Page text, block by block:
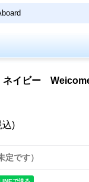
イビー
込)
です）